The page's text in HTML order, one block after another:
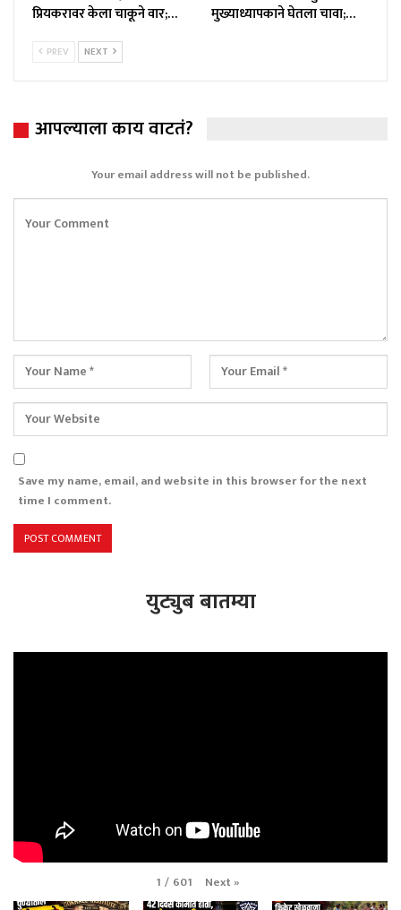
प्रियकरावर केला चाकूने वार;…
मुख्याध्यापकाने घेतला चावा;…
PREV NEXT
आपल्याला काय वाटतं?
Your email address will not be published.
Save my name, email, and website in this browser for the next
time I comment.
युट्युब बातम्या
1 / 601 Next»